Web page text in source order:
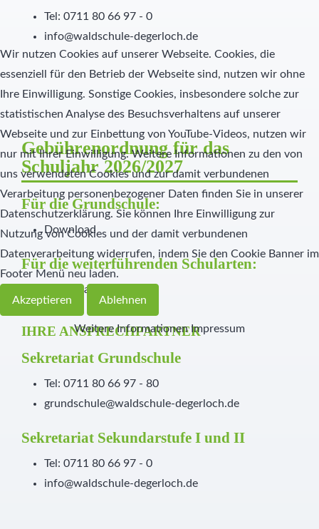
Tel: 0711 80 66 97 - 0
info@waldschule-degerloch.de
Gebührenordnung für das
Schuljahr 2026/2027
Für die Grundschule:
Download
Für die weiterführenden Schularten:
Download
IHRE ANSPRECHPARTNER
Sekretariat Grundschule
Tel: 0711 80 66 97 - 80
grundschule@waldschule-degerloch.de
Sekretariat Sekundarstufe I und II
Tel: 0711 80 66 97 - 0
info@waldschule-degerloch.de
Wir nutzen Cookies auf unserer Webseite. Cookies, die
essenziell für den Betrieb der Webseite sind, nutzen wir ohne
Ihre Einwilligung. Sonstige Cookies, insbesondere solche zur
statistischen Analyse des Besuchsverhaltens auf unserer
Webseite und zur Einbettung von YouTube-Videos, nutzen wir
nur mit Ihrer Einwilligung. Weitere Informationen zu den von
uns verwendeten Cookies und zur damit verbundenen
Verarbeitung personenbezogener Daten finden Sie in unserer
Datenschutzerklärung. Sie können Ihre Einwilligung zur
Nutzung von Cookies und der damit verbundenen
Datenverarbeitung widerrufen, indem Sie den Cookie Banner im
Footer Menü neu laden.
Akzeptieren Ablehnen
Weitere Informationen Impressum